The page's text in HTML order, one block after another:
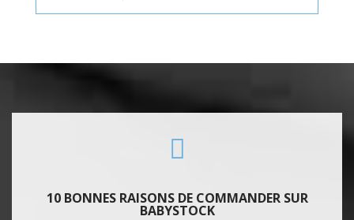
10 BONNES RAISONS DE COMMANDER SUR
BABYSTOCK